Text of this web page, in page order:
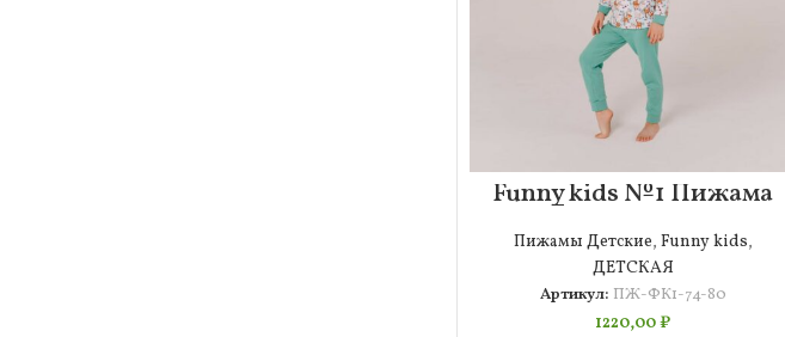
Funny kids №1 Пижама
Детская 74-80
Пижамы Детские, Funny kids,
ДЕТСКАЯ
Артикул: ПЖ-ФК1-74-80
1220,00₽